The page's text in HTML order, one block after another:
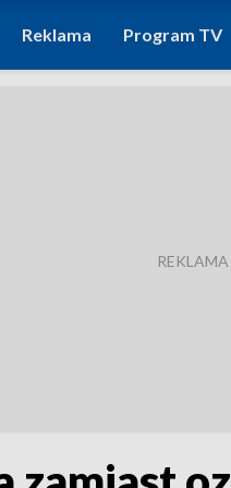
Reklama Program TV